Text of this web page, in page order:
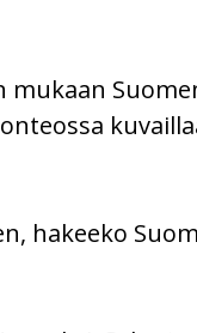
mukaan
hakeeko